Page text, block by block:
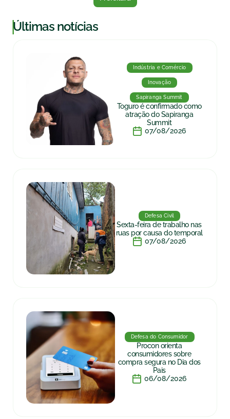
|Últimas notícias
Indústria e Comércio
Inovação
Sapiranga Summit
Toguro é confirmado como
atração do Sapiranga
Summit
07/08/2026
Defesa Civil
Sexta-feira de trabalho nas
ruas por causa do temporal
07/08/2026
Defesa do Consumidor
Procon orienta
consumidores sobre
compra segura no Dia dos
Pais
06/08/2026